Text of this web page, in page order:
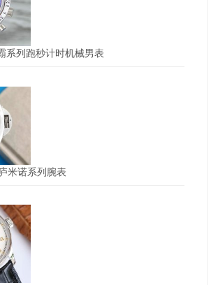
系列跑秒计时机械男表
米诺系列腕表